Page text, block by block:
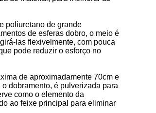
poliuretano de grande
de esferas dobro, o meio é
las flexivelmente, com pouca
pode reduzir o esforço no
de aproximadamente 70cm e
dobramento, é pulverizada para
como o elemento da
ao feixe principal para eliminar